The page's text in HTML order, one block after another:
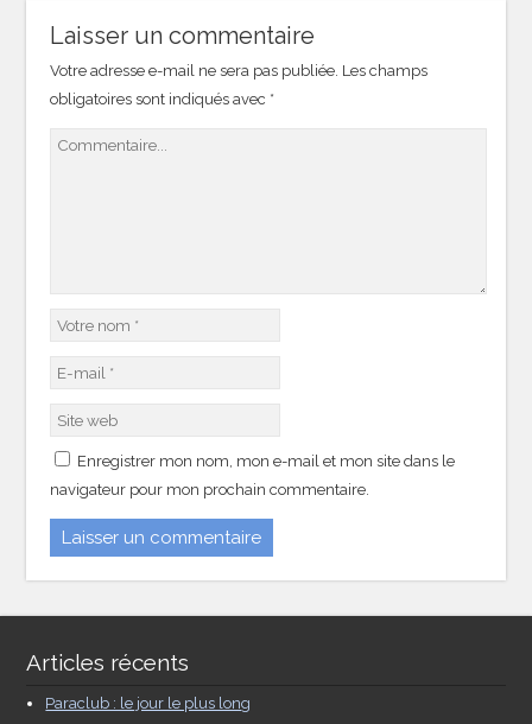
Laisser un commentaire
Votre adresse e-mail ne sera pas publiée. Les champs
obligatoires sont indiqués avec *
Enregistrer mon nom, mon e-mail et mon site dans le
navigateur pour mon prochain commentaire.
Articles récents
Paraclub : le jour le plus long